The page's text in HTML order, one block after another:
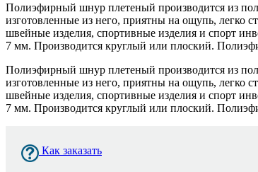
Полиэфирный шнур плетеный производится из
изготовленные из него, приятны на ощупь, легко
швейные изделия, спортивные изделия и спорт
7 мм. Производится круглый или плоский.
Полиэфирный шнур плетеный производится из
изготовленные из него, приятны на ощупь, легко
швейные изделия, спортивные изделия и спорт
7 мм. Производится круглый или плоский.
Как заказать